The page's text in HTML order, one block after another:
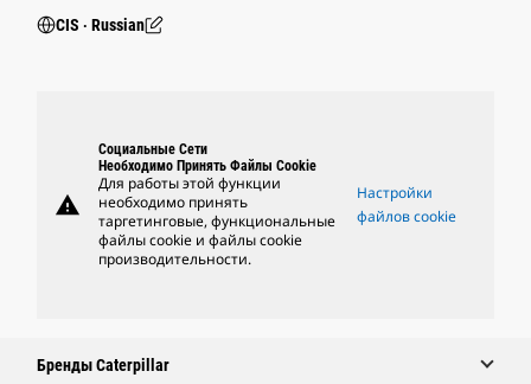
CIS ‧ Russian
warning
Социальные Сети
Необходимо Принять Файлы Cookie
Для работы этой функции
необходимо принять
таргетинговые, функциональные
файлы cookie и файлы cookie
производительности.
Настройки
файлов cookie
Бренды Caterpillar